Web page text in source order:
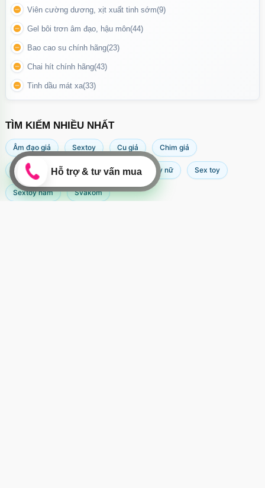
Viên cường dương, xịt xuất tinh sớm(9)
Gel bôi trơn âm đạo, hậu môn(44)
Bao cao su chính hãng(23)
Chai hít chính hãng(43)
Tinh dầu mát xa(33)
TÌM KIẾM NHIỀU NHẤT
Âm đạo giả Sextoy Cu giả Chim giả
Máy rung âm đạo Popper Sextoy nữ Sex toy
Sextoy nam Svakom